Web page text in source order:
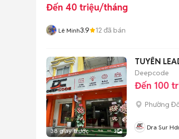
Đến 40 triệu/tháng
Lê Minh3.9 12 đã bán
38 giây trước 3
TUYỂN
Deepcode
Đến 100
Phường
Dra Sur